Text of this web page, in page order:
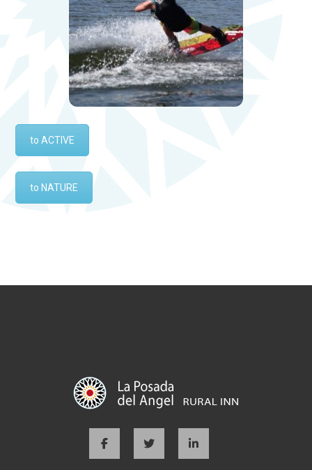
to ACTIVE
to NATURE